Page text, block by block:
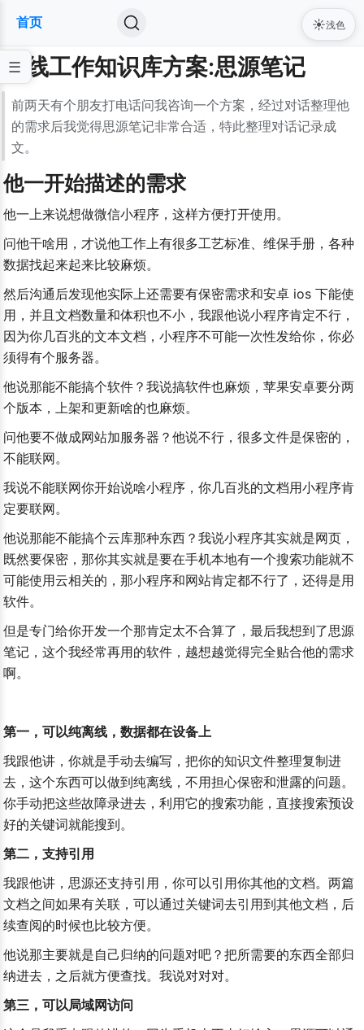
首页
离线工作知识库方案:思源笔记
前两天有个朋友打电话问我咨询一个方案，经过对话整理他
的需求后我觉得思源笔记非常合适，特此整理对话记录成
文。
他一开始描述的需求
他一上来说想做微信小程序，这样方便打开使用。
问他干啥用，才说他工作上有很多工艺标准、维保手册，各种
数据找起来起来比较麻烦。
然后沟通后发现他实际上还需要有保密需求和安卓 ios 下能使
用，并且文档数量和体积也不小，我跟他说小程序肯定不行，
因为你几百兆的文本文档，小程序不可能一次性发给你，你必
须得有个服务器。
他说那能不能搞个软件？我说搞软件也麻烦，苹果安卓要分两
个版本，上架和更新啥的也麻烦。
问他要不做成网站加服务器？他说不行，很多文件是保密的，
不能联网。
我说不能联网你开始说啥小程序，你几百兆的文档用小程序肯
定要联网。
他说那能不能搞个云库那种东西？我说小程序其实就是网页，
既然要保密，那你其实就是要在手机本地有一个搜索功能就不
可能使用云相关的，那小程序和网站肯定都不行了，还得是用
软件。
但是专门给你开发一个那肯定太不合算了，最后我想到了思源
笔记，这个我经常再用的软件，越想越觉得完全贴合他的需求
啊。
第一，可以纯离线，数据都在设备上
我跟他讲，你就是手动去编写，把你的知识文件整理复制进
去，这个东西可以做到纯离线，不用担心保密和泄露的问题。
你手动把这些故障录进去，利用它的搜索功能，直接搜索预设
好的关键词就能搜到。
第二，支持引用
我跟他讲，思源还支持引用，你可以引用你其他的文档。两篇
文档之间如果有关联，可以通过关键词去引用到其他文档，后
续查阅的时候也比较方便。
他说那主要就是自己归纳的问题对吧？把所需要的东西全部归
纳进去，之后就方便查找。我说对对对。
第三，可以局域网访问
☀️浅色